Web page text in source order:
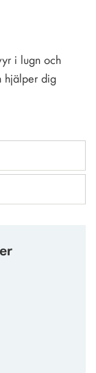
i lugn och
hjälper dig